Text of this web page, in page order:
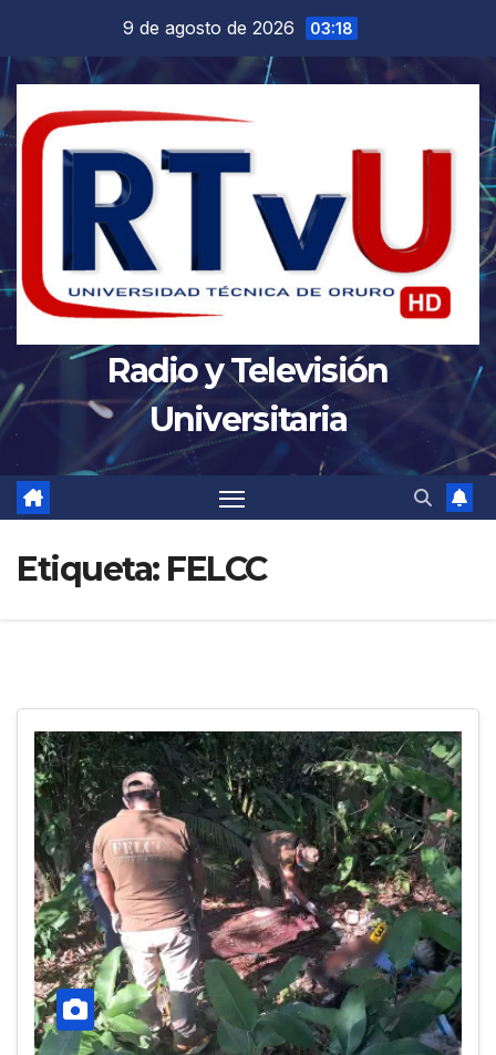
contenido
9 de agosto de 2026 03:18
Radio y Televisión
Universitaria
Etiqueta: FELCC